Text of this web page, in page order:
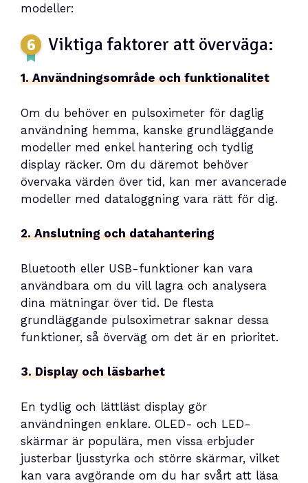
modeller:
Viktiga faktorer att överväga:
1. Användningsområde och funktionalitet
Om du behöver en pulsoximeter för daglig
användning hemma, kanske grundläggande
modeller med enkel hantering och tydlig
display räcker. Om du däremot behöver
övervaka värden över tid, kan mer avancerade
modeller med dataloggning vara rätt för dig.
2. Anslutning och datahantering
Bluetooth eller USB-funktioner kan vara
användbara om du vill lagra och analysera
dina mätningar över tid. De flesta
grundläggande pulsoximetrar saknar dessa
funktioner, så överväg om det är en prioritet.
3. Display och läsbarhet
En tydlig och lättläst display gör
användningen enklare. OLED- och LED-
skärmar är populära, men vissa erbjuder
justerbar ljusstyrka och större skärmar, vilket
kan vara avgörande om du har svårt att läsa